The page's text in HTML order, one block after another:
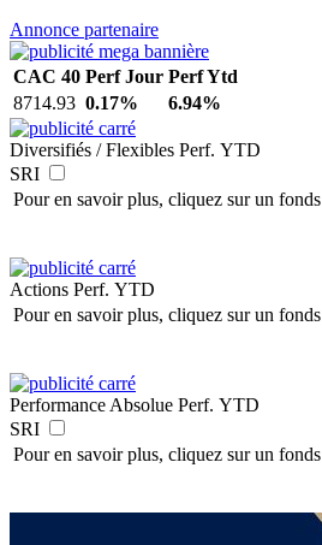
Annonce partenaire
CAC 40 Perf Jour Perf Ytd
8714.93 0.17% 6.94%
Diversifiés / Flexibles Perf. YTD
SRI
Pour en savoir plus, cliquez sur un fonds
Actions Perf. YTD
Pour en savoir plus, cliquez sur un fonds
Performance Absolue Perf. YTD
SRI
Pour en savoir plus, cliquez sur un fonds